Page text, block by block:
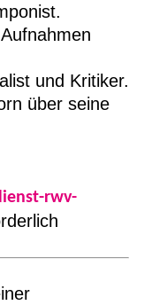
und Kritiker.
über seine
rwv-